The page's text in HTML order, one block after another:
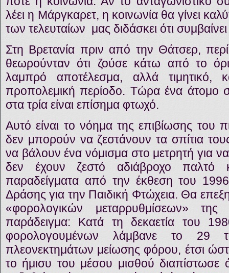
λέει η Μάργκαρετ, η κοινωνία θα γίνει
των τελευταίων μας διδάσκει ότι
Στη Βρετανία πριν από την Θάτσερ,
θεωρούνταν ότι ζούσε κάτω από το
λαμπρό αποτέλεσμα, αλλά τιμητικό,
προπολεμική περίοδο. Τώρα ένα άτομο
στα τρία είναι επίσημα φτωχό.
Αυτό είναι το νόημα της επιβίωσης του
δεν μπορούν να ζεστάνουν τα σπίτια
να βάλουν ένα νόμισμα στο μετρητή για
δεν έχουν ζεστό αδιάβροχο
παραδείγματα από την έκθεση του
Δράσης για την Παιδική Φτώχεια. Θα
«φορολογικών μεταρρυθμίσεων»
παράδειγμα: Κατά τη δεκαετία του
φορολογουμένων λάμβανε το 29
πλεονεκτημάτων μείωσης φόρου, έτσι
το ήμισυ του μέσου μισθού διαπίστωσε